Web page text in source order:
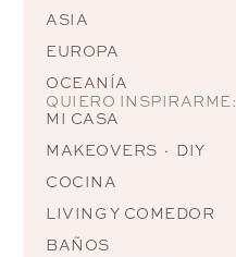
ASIA
EUROPA
OCEANÍA
QUIERO INSPIRARME:
MI CASA
MAKEOVERS · DIY
COCINA
LIVING Y COMEDOR
BAÑOS